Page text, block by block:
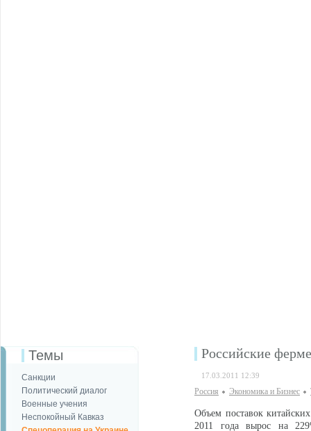
Темы
Санкции
Политический диалог
Военные учения
Неспокойный Кавказ
Российские
17.03.2011 12:39
Россия Экономика и Бизнес
Объем поставок
2011 года вырос на